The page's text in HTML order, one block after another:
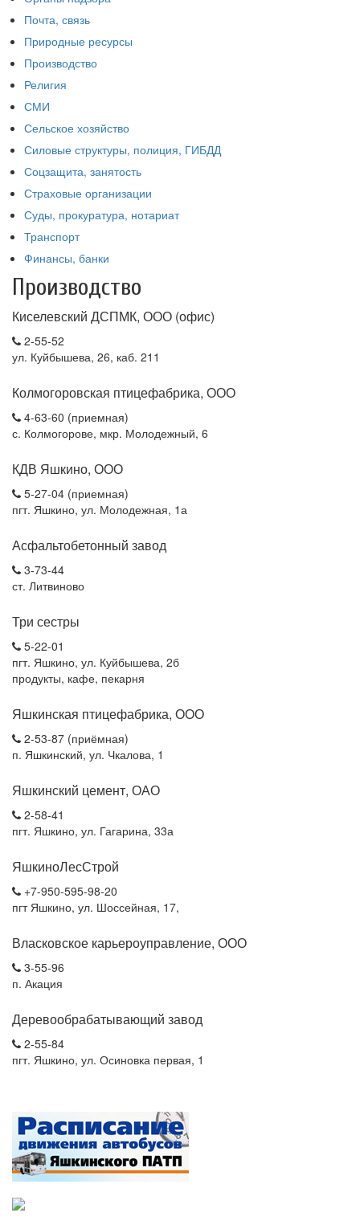
Почта, связь
Природные ресурсы
Производство
Религия
СМИ
Сельское хозяйство
Силовые структуры, полиция, ГИБДД
Соцзащита, занятость
Страховые организации
Суды, прокуратура, нотариат
Транспорт
Финансы, банки
Производство
Киселевский ДСПМК, ООО (офис)
2-55-52
ул. Куйбышева, 26, каб. 211
Колмогоровская птицефабрика, ООО
4-63-60 (приемная)
с. Колмогорове, мкр. Молодежный, 6
КДВ Яшкино, ООО
5-27-04 (приемная)
пгт. Яшкино, ул. Молодежная, 1а
Асфальтобетонный завод
3-73-44
ст. Литвиново
Три сестры
5-22-01
пгт. Яшкино, ул. Куйбышева, 2б
продукты, кафе, пекарня
Яшкинская птицефабрика, ООО
2-53-87 (приёмная)
п. Яшкинский, ул. Чкалова, 1
Яшкинский цемент, ОАО
2-58-41
пгт. Яшкино, ул. Гагарина, 33а
ЯшкиноЛесСтрой
+7-950-595-98-20
пгт Яшкино, ул. Шоссейная, 17,
Власковское карьероуправление, ООО
3-55-96
п. Акация
Деревообрабатывающий завод
2-55-84
пгт. Яшкино, ул. Осиновка первая, 1